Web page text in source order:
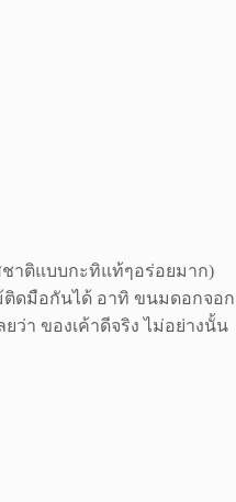
าติแบบกะทิแท้ๆอร่อยมาก)
ติดมือกันได้ อาทิ ขนมดอกจอก
ว่า ของเค้าดีจริง ไม่อย่างนั้น